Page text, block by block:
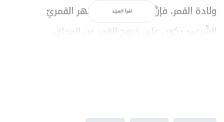
ولادة القمر، فإنَّ الاعتماد في الشّهر القمريّ
الشّرعيّ يكون على خروج القمر من المحاق،
اقرأ المزيد